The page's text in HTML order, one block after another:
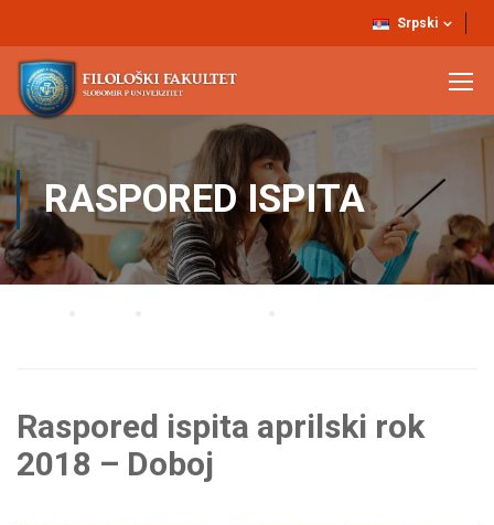
Srpski
RASPORED ISPITA
Raspored ispita aprilski rok
2018 – Doboj